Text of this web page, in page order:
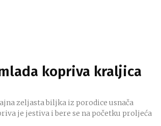
kopriva kraljica
zeljasta biljka iz porodice usnača
je jestiva i bere se na početku proljeća